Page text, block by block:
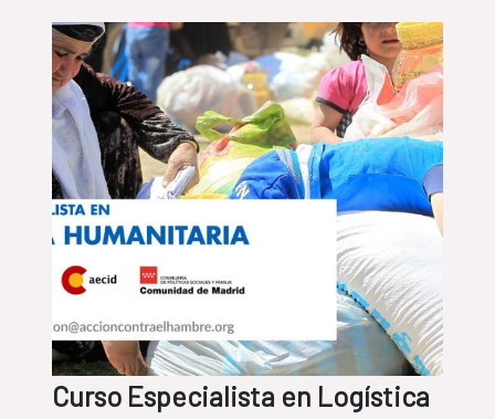
Curso Especialista en Logística